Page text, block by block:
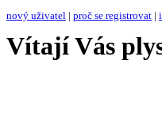
nový uživatel | proč se registrovat |
Vítají Vás